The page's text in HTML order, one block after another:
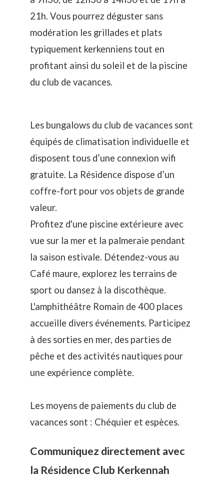
21h. Vous pourrez déguster sans
modération les grillades et plats
typiquement kerkenniens tout en
profitant ainsi du soleil et de la piscine
du club de vacances.
Les bungalows du club de vacances sont
équipés de climatisation individuelle et
disposent tous d’une connexion wifi
gratuite. La Résidence dispose d’un
coffre-fort pour vos objets de grande
valeur.
Profitez d'une piscine extérieure avec
vue sur la mer et la palmeraie pendant
la saison estivale. Détendez-vous au
Café maure, explorez les terrains de
sport ou dansez à la discothèque.
L'amphithéâtre Romain de 400 places
accueille divers événements. Participez
à des sorties en mer, des parties de
pêche et des activités nautiques pour
une expérience complète.
Les moyens de paiements du club de
vacances sont : Chéquier et espèces.
Communiquez directement avec
la Résidence Club Kerkennah